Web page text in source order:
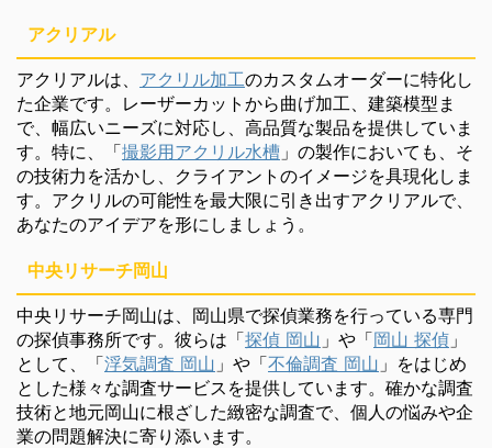
アクリアル
アクリアルは、 アクリル加工のカスタムオーダーに特化し
た企業です。レーザーカットから曲げ加工、建築模型ま
で、幅広いニーズに対応し、高品質な製品を提供していま
す。特に、「撮影用アクリル水槽 」の製作においても、そ
の技術力を活かし、クライアントのイメージを具現化しま
す。アクリルの可能性を最大限に引き出すアクリアルで、
あなたのアイデアを形にしましょう。
中央リサーチ岡山
中央リサーチ岡山は、岡山県で探偵業務を行っている専門
の探偵事務所です。彼らは「探偵 岡山 」や「岡山 探偵 」
として、「浮気調査 岡山 」や「不倫調査 岡山 」をはじめ
とした様々な調査サービスを提供しています。確かな調査
技術と地元岡山に根ざした緻密な調査で、個人の悩みや企
業の問題解決に寄り添います。